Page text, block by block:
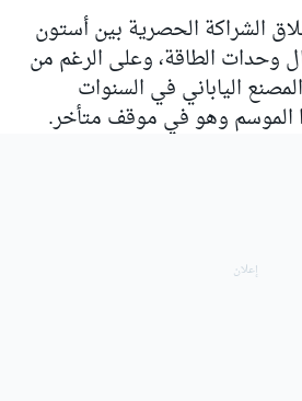
2026 انطلاق الشراكة الحصرية بين أستون
وحدات الطاقة، وعلى الرغم من
الياباني في السنوات
الموسم وهو في موقف متأخر.